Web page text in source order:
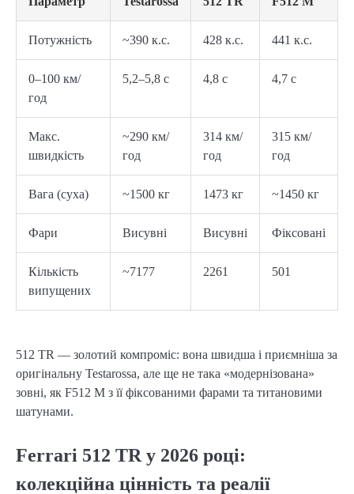
Потужність ~390 к.с. 428 к.с. 441 к.с.
0–100 км/
год
5,2–5,8 с 4,8 с 4,7 с
Макс.
швидкість
~290 км/
год
314 км/
год
315 км/
год
Вага (суха) ~1500 кг 1473 кг ~1450 кг
Фари Висувні Висувні Фіксовані
Кількість
випущених
~7177 2261 501
512 TR — золотий компроміс: вона швидша і приємніша за
оригінальну Testarossa, але ще не така «модернізована»
зовні, як F512 M з її фіксованими фарами та титановими
шатунами.
Ferrari 512 TR у 2026 році:
колекційна цінність та реалії